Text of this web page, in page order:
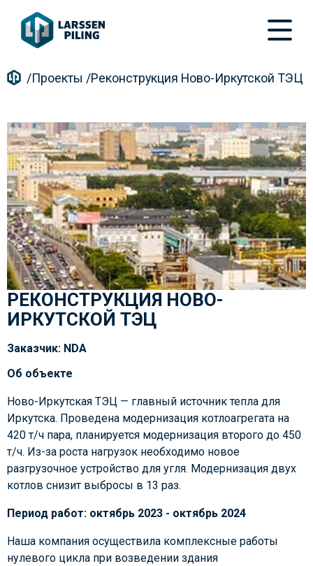
/Проекты /Реконструкция Ново-Иркутской ТЭЦ
РЕКОНСТРУКЦИЯ НОВО-
ИРКУТСКОЙ ТЭЦ
Заказчик: NDA
Об объекте
Ново-Иркутская ТЭЦ — главный источник тепла для
Иркутска. Проведена модернизация котлоагрегата на
420 т/ч пара, планируется модернизация второго до 450
т/ч. Из-за роста нагрузок необходимо новое
разгрузочное устройство для угля. Модернизация двух
котлов снизит выбросы в 13 раз.
Период работ: октябрь 2023 - октябрь 2024
Наша компания осуществила комплексные работы
нулевого цикла при возведении здания